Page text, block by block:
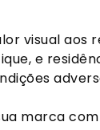
visual aos
e
marca